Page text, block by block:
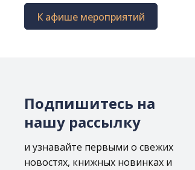
К афише мероприятий
Подпишитесь на
нашу рассылку
и узнавайте первыми о свежих
новостях, книжных новинках и